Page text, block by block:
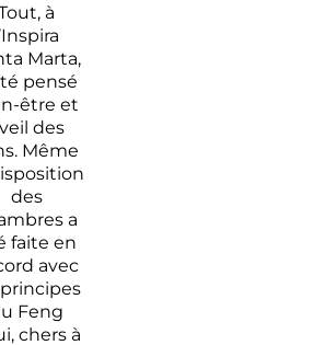
à
Marta,
pensé
être et
des
Même
des
a
faite en
avec
Feng
chers à